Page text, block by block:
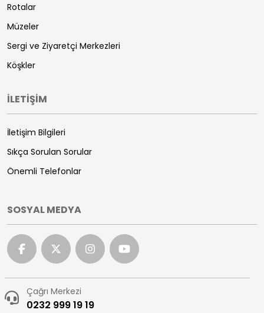
Rotalar
Müzeler
Sergi ve Ziyaretçi Merkezleri
Köşkler
İLETİŞİM
İletişim Bilgileri
Sıkça Sorulan Sorular
Önemli Telefonlar
SOSYAL MEDYA
Çağrı Merkezi
0232 999 19 19